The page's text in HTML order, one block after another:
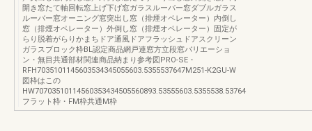
開き窓たて軸回転窓上げ下げ窓ガラスルーバー窓ダブルガラス
ルーバー窓オーニング窓突出し窓（排煙オペレーター）内倒し
窓（排煙オペレーター）外倒し窓（排煙オペレーター）固定が
らり脱着がらりかまちドア通風ドアフラッシュドアスクリーン
ガラスブロック枠BL認定商品網戸連窓方立段窓バリエーショ
ン・無目共通部材関連商品納まり参考図PRO-SE・
RFH7035101145603534345055603.5355537647M251-K2GU-W
図枠はこの
HW70703510114560353434505560893.53555603.5355538.53764
フラット枠・FM枠共通M枠